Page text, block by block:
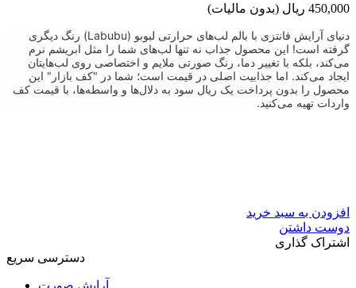
450,000 ریال
(بدون مالیات)
دنیای آرایش فانتزی با بالم لب‌های حرارتی لبوبو (Labubu) رنگ دیگری
گرفته است! این محصول جذاب نه تنها لب‌های شما را مثل ابریشم نرم
می‌کند، بلکه با تغییر دما، رنگ صورتی ملایم و اختصاصی روی لب‌هایتان
ایجاد می‌کند. اما جذابیت اصلی در قیمت است؛ شما در "کف بازار" این
محصول را بدون پرداخت یک ریال سود به دلال‌ها و واسطه‌ها، با قیمت کف
واردات تهیه می‌کنید.
افزودن به سبد خرید
دوست داشتن
اشتراک گذاری
دسترسی سریع
آرایش صورت